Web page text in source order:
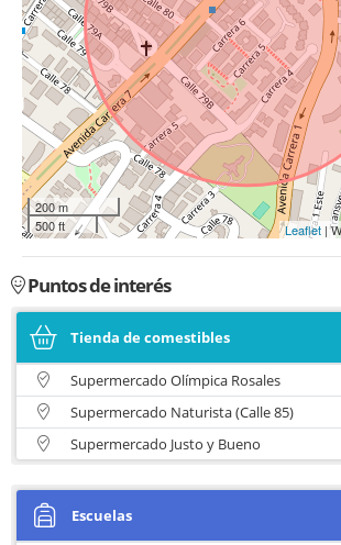
200 m
500 ft
Leaflet |
Puntos de interés
Tienda de comestibles
Supermercado Olímpica Rosales
Supermercado Naturista (Calle 85)
Supermercado Justo y Bueno
Escuelas